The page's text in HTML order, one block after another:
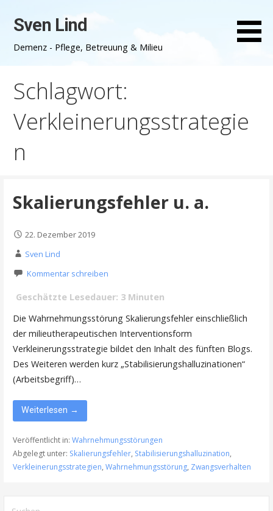
InhaltSven Lind
Demenz - Pflege, Betreuung & Milieu
Schlagwort:
Verkleinerungsstrategie
n
Skalierungsfehler u. a.
22. Dezember 2019
Sven Lind
Kommentar schreiben
Geschätzte Lesedauer: 3 Minuten
Die Wahrnehmungsstörung Skalierungsfehler einschließlich
der milieutherapeutischen Interventionsform
Verkleinerungsstrategie bildet den Inhalt des fünften Blogs.
Des Weiteren werden kurz „Stabilisierungshalluzinationen“
(Arbeitsbegriff)…
Weiterlesen →
Veröffentlicht in: Wahrnehmungsstörungen
Abgelegt unter: Skalierungsfehler, Stabilisierungshalluzination,
Verkleinerungsstrategien, Wahrnehmungsstörung, Zwangsverhalten